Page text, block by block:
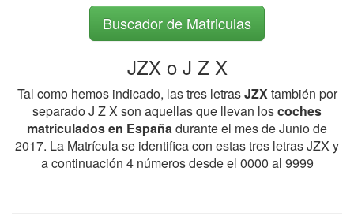
Buscador de Matriculas
JZX o J Z X
Tal como hemos indicado, las tres letrasJZXtambién por
separado J Z X son aquellas que llevan loscoches
matriculados en Españadurante el mes de Junio de
2017. La Matrícula se identifica con estas tres letras JZX y
a continuación 4 números desde el 0000 al 9999